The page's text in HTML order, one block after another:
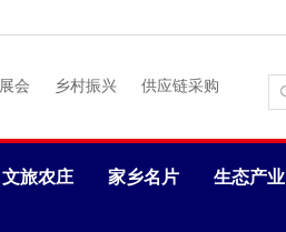
展会 乡村振兴 供应链采购
文旅农庄 家乡名片 生态产业